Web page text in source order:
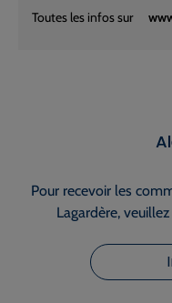
Toutes les infos sur
Pour recevoir les
Lagardère,